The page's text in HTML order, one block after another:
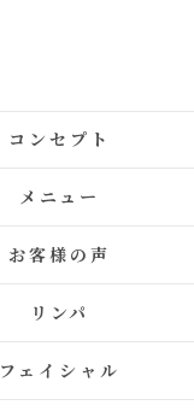
コンセプト
メニュー
お客様の声
リンパ
フェイシャル